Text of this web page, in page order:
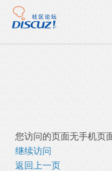
您访问的页面无手机页
继续访问
返回上一页